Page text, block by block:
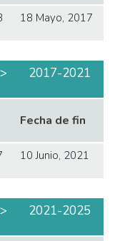
18 Mayo, 2017
2017-2021
Fecha de fin
10 Junio, 2021
2021-2025